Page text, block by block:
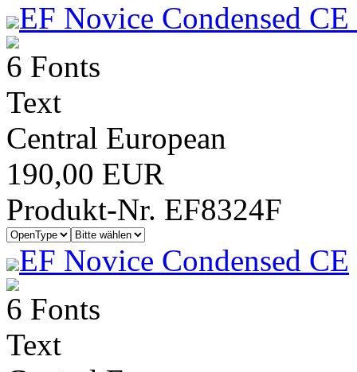
EF Novice Condensed
6 Fonts
Text
Central European
190,00 EUR
Produkt-Nr. EF8324F
EF Novice Condensed CE
6 Fonts
Text